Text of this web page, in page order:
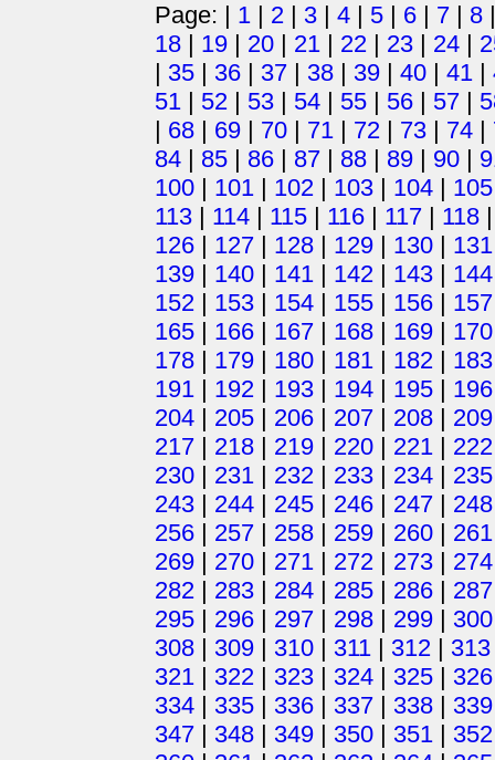
Page: | 1 | 2 | 3 | 4 | 5 | 6 | 7 | 8
18 | 19 | 20 | 21 | 22 | 23 | 24 |
| 35 | 36 | 37 | 38 | 39 | 40 | 41 |
51 | 52 | 53 | 54 | 55 | 56 | 57 |
| 68 | 69 | 70 | 71 | 72 | 73 | 74 |
84 | 85 | 86 | 87 | 88 | 89 | 90 |
100 | 101 | 102 | 103 | 104 | 105
113 | 114 | 115 | 116 | 117 | 118
126 | 127 | 128 | 129 | 130 | 131
139 | 140 | 141 | 142 | 143 | 144
152 | 153 | 154 | 155 | 156 | 157
165 | 166 | 167 | 168 | 169 | 170
178 | 179 | 180 | 181 | 182 | 183
191 | 192 | 193 | 194 | 195 | 196
204 | 205 | 206 | 207 | 208 | 209
217 | 218 | 219 | 220 | 221 | 222
230 | 231 | 232 | 233 | 234 | 235
243 | 244 | 245 | 246 | 247 | 248
256 | 257 | 258 | 259 | 260 | 261
269 | 270 | 271 | 272 | 273 | 274
282 | 283 | 284 | 285 | 286 | 287
295 | 296 | 297 | 298 | 299 | 300
308 | 309 | 310 | 311 | 312 | 313
321 | 322 | 323 | 324 | 325 | 326
334 | 335 | 336 | 337 | 338 | 339
347 | 348 | 349 | 350 | 351 | 352